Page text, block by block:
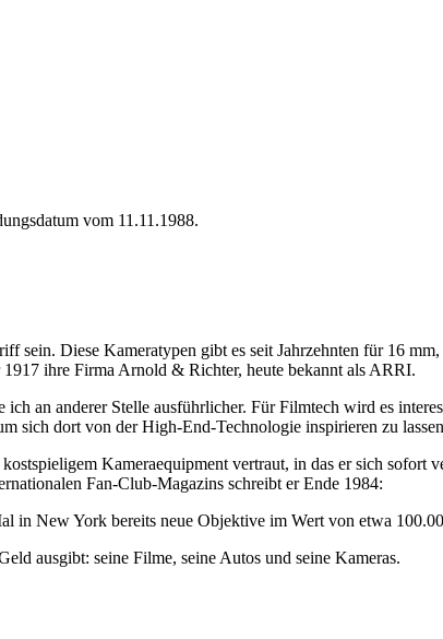
vom 11.11.1988.
Diese Kameratypen gibt es seit Jahrzehnten für 16
ihre Firma Arnold & Richter, heute bekannt als ARRI.
an anderer Stelle ausführlicher. Für Filmtech wird es
sich dort von der High-End-Technologie inspirieren zu
Kameraequipment vertraut, in das er sich sofort
Fan-Club-Magazins schreibt er Ende 1984:
in New York bereits neue Objektive im Wert von etwa
ausgibt: seine Filme, seine Autos und seine Kameras.